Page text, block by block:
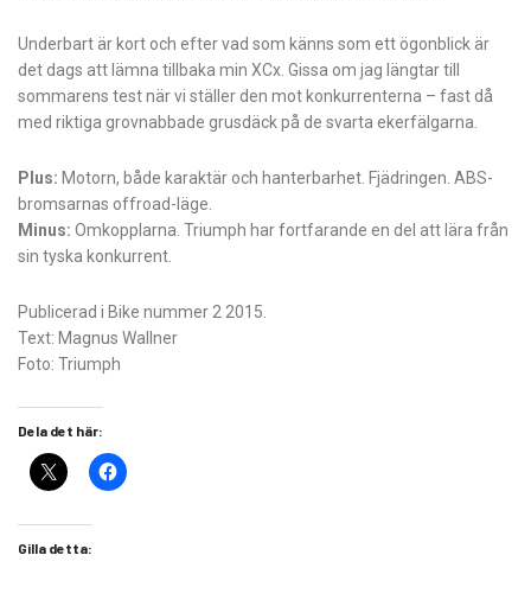
Underbart är kort och efter vad som känns som ett ögonblick är
det dags att lämna tillbaka min XCx. Gissa om jag längtar till
sommarens test när vi ställer den mot konkurrenterna – fast då
med riktiga grov­nabbade grusdäck på de svarta ekerfälgarna.
Plus: Motorn, både karaktär och hanterbarhet. Fjädringen. ABS-
bromsarnas offroad-läge.
Minus: Omkopplarna. Triumph har fort­farande en del att lära från
sin tyska konkurrent.
Publicerad i Bike nummer 2 2015.
Text: Magnus Wallner
Foto: Triumph
Dela det här:
Gilla detta: